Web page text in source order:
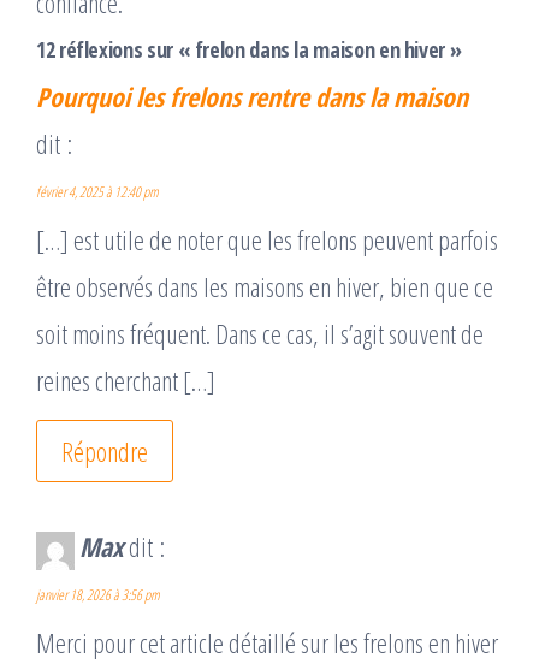
12 réflexions sur « frelon dans la maison en hiver »
Pourquoi les frelons rentre dans la maison
dit :
février 4, 2025 à 12:40 pm
[…] est utile de noter que les frelons peuvent parfois
être observés dans les maisons en hiver, bien que ce
soit moins fréquent. Dans ce cas, il s’agit souvent de
reines cherchant […]
Répondre
Maxdit :
janvier 18, 2026 à 3:56 pm
Merci pour cet article détaillé sur les frelons en hiver